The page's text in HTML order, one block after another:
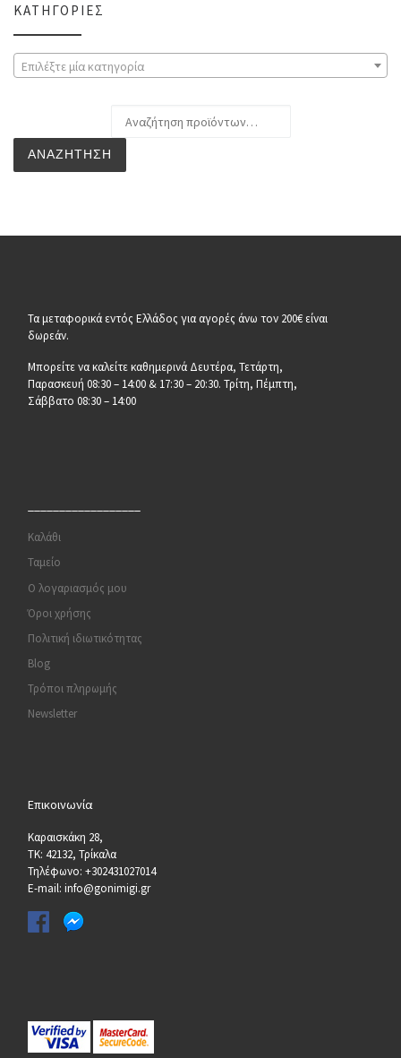
ΚΑΤΗΓΟΡΊΕΣ
Επιλέξτε μία κατηγορία
ΑΝΑΖΉΤΗΣΗ
Τα μεταφορικά εντός Ελλάδος για αγορές άνω τον 200€ είναι
δωρεάν.
Μπορείτε να καλείτε καθημερινά Δευτέρα, Τετάρτη,
Παρασκευή 08:30 – 14:00 & 17:30 – 20:30. Τρίτη, Πέμπτη,
Σάββατο 08:30 – 14:00
Καλάθι
Ταμείο
Ο λογαριασμός μου
Όροι χρήσης
Πολιτική ιδιωτικότητας
Blog
Τρόποι πληρωμής
Newsletter
Επικοινωνία
Καραισκάκη 28,
ΤΚ: 42132, Τρίκαλα
Τηλέφωνο: +302431027014
E-mail: info@gonimigi.gr